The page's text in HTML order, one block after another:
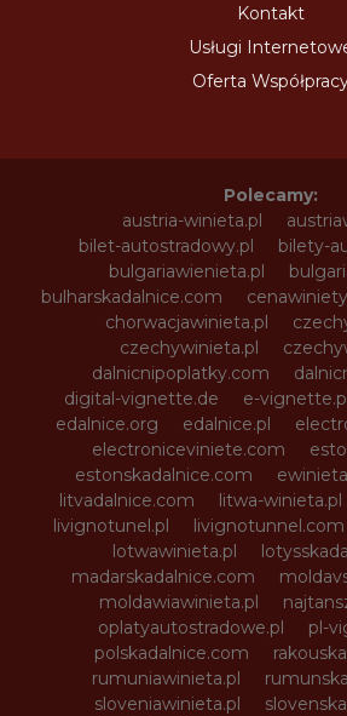
Kontakt
Usługi
Oferta
Polecamy:
austria-winieta.pl
bilet-autostradowy.pl
bilety-
bulgariawienieta.pl
bulharskadalnice.com
chorwacjawinieta.pl
czechywinieta.pl
dalnicnipoplatky.com
digital-vignette.de
e-
edalnice.org
edalnice.pl
electroniceviniete.com
estonskadalnice.com
litvadalnice.com
litwa-winieta.pl
livignotunel.pl
livignotunnel.com
lotwawinieta.pl
madarskadalnice.com
moldawiawinieta.pl
oplatyautostradowe.pl
pl-
polskadalnice.com
rumuniawinieta.pl
sloveniawinieta.pl